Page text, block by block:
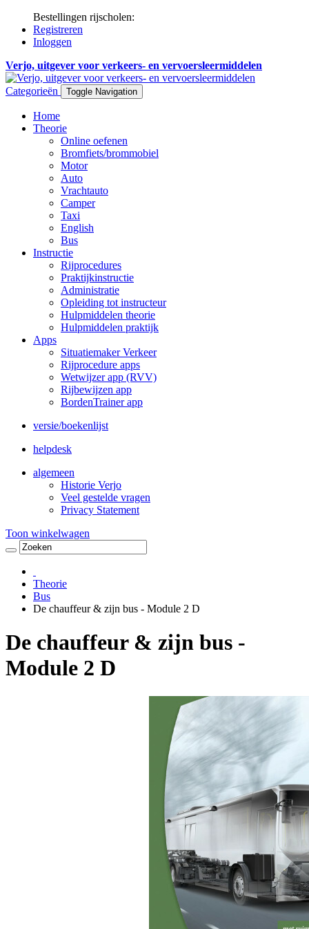
Bestellingen rijscholen:
Registreren
Inloggen
Verjo, uitgever voor verkeers- en vervoersleermiddelen
Categorieën Toggle Navigation
Home
Theorie
Online oefenen
Bromfiets/brommobiel
Motor
Auto
Vrachtauto
Camper
Taxi
English
Bus
Instructie
Rijprocedures
Praktijkinstructie
Administratie
Opleiding tot instructeur
Hulpmiddelen theorie
Hulpmiddelen praktijk
Apps
Situatiemaker Verkeer
Rijprocedure apps
Wetwijzer app (RVV)
Rijbewijzen app
BordenTrainer app
versie/boekenlijst
helpdesk
algemeen
Historie Verjo
Veel gestelde vragen
Privacy Statement
Toon winkelwagen
Theorie
Bus
De chauffeur & zijn bus - Module 2 D
De chauffeur & zijn bus -
Module 2 D